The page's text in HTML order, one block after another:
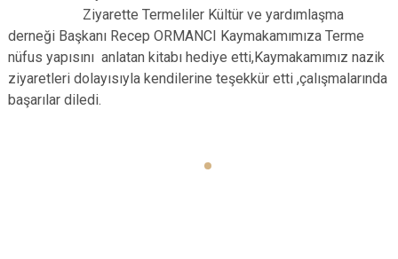
Ziyarette Termeliler Kültür ve yardımlaşma
derneği Başkanı Recep ORMANCI Kaymakamımıza Terme
nüfus yapısını anlatan kitabı hediye etti,Kaymakamımız nazik
ziyaretleri dolayısıyla kendilerine teşekkür etti ,çalışmalarında
başarılar diledi.